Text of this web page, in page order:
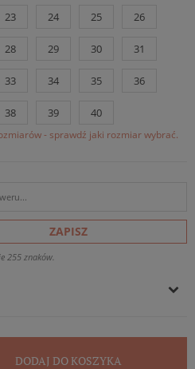
23 24 25 26
28 29 30 31
33 34 35 36
38 39 40
- sprawdź jaki rozmiar wybrać.
ZAPISZ
255 znaków.
DODAJ DO KOSZYKA